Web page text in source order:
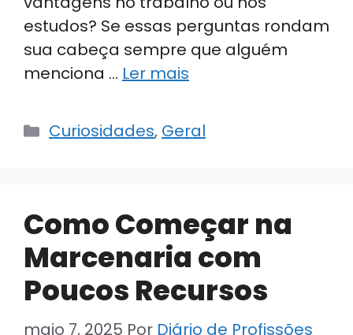
estudos? Se essas perguntas rondam
sua cabeça sempre que alguém
menciona … Ler mais
Categorias
Curiosidades, Geral
Como Começar na
Marcenaria com
Poucos Recursos
maio 7, 2025 Por Diário de Profissões